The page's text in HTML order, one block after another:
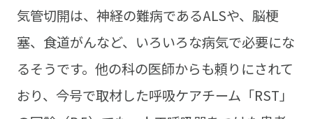
気管切開は、神経の難病であるALSや、脳梗
塞、食道がんなど、いろいろな病気で必要にな
るそうです。他の科の医師からも頼りにされて
おり、今号で取材した呼吸ケアチーム「RST」